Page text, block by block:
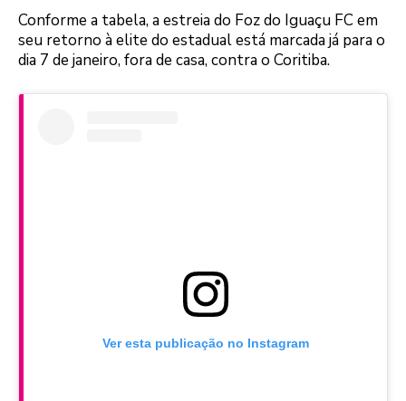
Conforme a tabela, a estreia do Foz do Iguaçu FC em
seu retorno à elite do estadual está marcada já para o
dia 7 de janeiro, fora de casa, contra o Coritiba.
Ver esta publicação no Instagram